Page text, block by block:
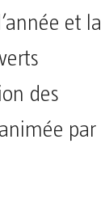
et la
des
par